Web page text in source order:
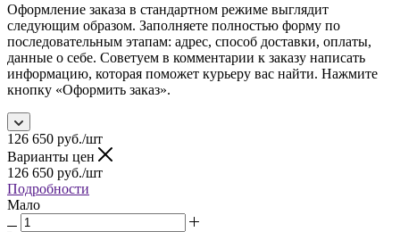
Оформление заказа в стандартном режиме выглядит
следующим образом. Заполняете полностью форму по
последовательным этапам: адрес, способ доставки, оплаты,
данные о себе. Советуем в комментарии к заказу написать
информацию, которая поможет курьеру вас найти. Нажмите
кнопку «Оформить заказ».
126 650 руб./шт
Варианты цен
126 650 руб./шт
Подробности
Мало